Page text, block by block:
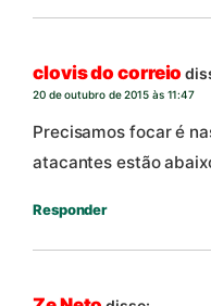
clovis do correio
20 de outubro de 2015 às 11:47
Precisamos focar é
atacantes estão
Responder